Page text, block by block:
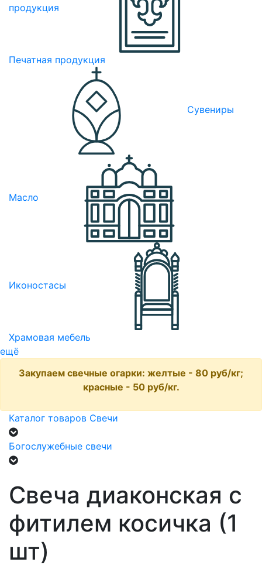
продукция
Печатная продукция
Сувениры
Масло
Иконостасы
Храмовая мебель
ещё
Закупаем свечные огарки: желтые - 80 руб/кг;
красные - 50 руб/кг.
Каталог товаров Свечи
Богослужебные свечи
Свеча диаконская с
фитилем косичка (1
шт)